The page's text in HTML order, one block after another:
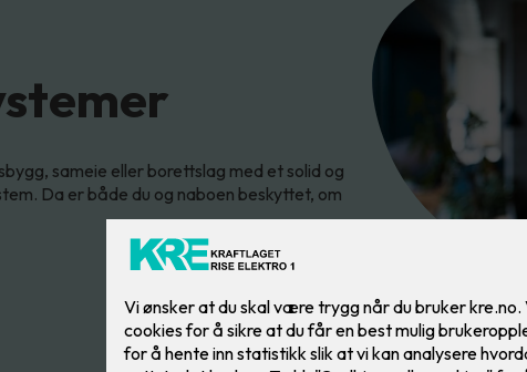
sameie eller borettslag med et solid og
Da er både du og naboen beskyttet, om